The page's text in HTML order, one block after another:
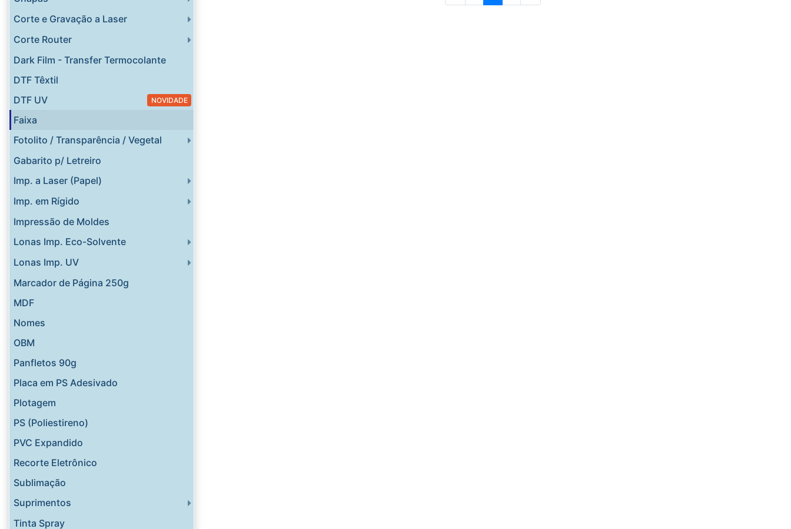
Corte e Gravação a Laser
Corte Router
Dark Film - Transfer Termocolante
DTF Têxtil
NOVIDADE
DTF UV
Faixa
Fotolito / Transparência / Vegetal
Gabarito p/ Letreiro
Imp. a Laser (Papel)
Imp. em Rígido
Impressão de Moldes
Lonas Imp. Eco-Solvente
Lonas Imp. UV
Marcador de Página 250g
MDF
Nomes
OBM
Panfletos 90g
Placa em PS Adesivado
Plotagem
PS (Poliestireno)
PVC Expandido
Recorte Eletrônico
Sublimação
Suprimentos
Tinta Spray